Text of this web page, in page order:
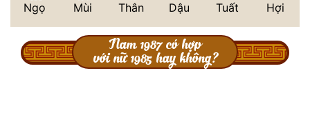
Ngọ Mùi Thân Dậu Tuất Hợi
Nam 1987 có hợp
với nữ 1985 hay không?